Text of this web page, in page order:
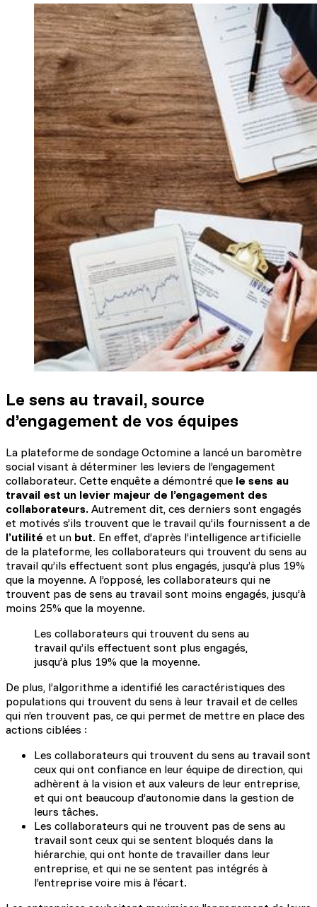
Le sens au travail, source
d’engagement de vos équipes
La plateforme de sondage Octomine a lancé un baromètre
social visant à déterminer les leviers de l’engagement
collaborateur. Cette enquête a démontré que le sens au
travail est un levier majeur de l’engagement des
collaborateurs. Autrement dit, ces derniers sont engagés
et motivés s’ils trouvent que le travail qu’ils fournissent a de
l’utilité et un but. En effet, d’après l’intelligence artificielle
de la plateforme, les collaborateurs qui trouvent du sens au
travail qu’ils effectuent sont plus engagés, jusqu’à plus 19%
que la moyenne. A l’opposé, les collaborateurs qui ne
trouvent pas de sens au travail sont moins engagés, jusqu’à
moins 25% que la moyenne.
Les collaborateurs qui trouvent du sens au
travail qu’ils effectuent sont plus engagés,
jusqu’à plus 19% que la moyenne.
De plus, l’algorithme a identifié les caractéristiques des
populations qui trouvent du sens à leur travail et de celles
qui n’en trouvent pas, ce qui permet de mettre en place des
actions ciblées :
Les collaborateurs qui trouvent du sens au travail sont
ceux qui ont confiance en leur équipe de direction, qui
adhèrent à la vision et aux valeurs de leur entreprise,
et qui ont beaucoup d’autonomie dans la gestion de
leurs tâches.
Les collaborateurs qui ne trouvent pas de sens au
travail sont ceux qui se sentent bloqués dans la
hiérarchie, qui ont honte de travailler dans leur
entreprise, et qui ne se sentent pas intégrés à
l’entreprise voire mis à l’écart.